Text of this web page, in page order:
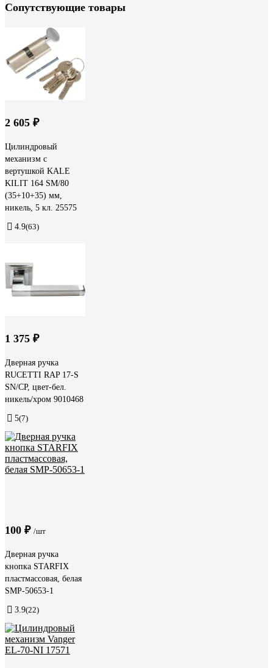
Сопутствующие товары
2 605 ₽
Цилиндровый
механизм с
вертушкой KALE
KILIT 164 SM/80
(35+10+35) мм,
никель, 5 кл. 25575
4.9(63)
1 375 ₽
Дверная ручка
RUCETTI RAP 17-S
SN/CP, цвет-бел.
никель/хром 9010468
5(7)
100 ₽ /шт
Дверная ручка
кнопка STARFIX
пластмассовая, белая
SMP-50653-1
3.9(22)